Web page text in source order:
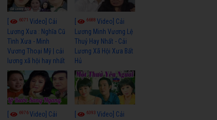
6071 Video] Cải
Lương Xưa : Nghĩa Cũ
Tình Xưa - Minh
Vương Thoại Mỹ | cải
lương xã hội hay nhất
6688Video] Cải
Lương Minh Vương Lệ
Thuỷ Hay Nhất - Cải
Lương Xã Hội Xưa Bất
Hủ
6976Video] Cải
6393Video] Cải